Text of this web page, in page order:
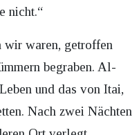
nicht.“
wir waren, getroffen
begraben. Al-
und das von Itai,
Nach zwei Nächten